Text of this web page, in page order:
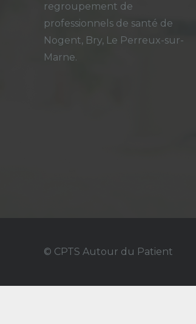
regroupement de
professionnels de santé de
Nogent, Bry, Le Perreux-sur-
Marne.
© CPTS Autour du Patient